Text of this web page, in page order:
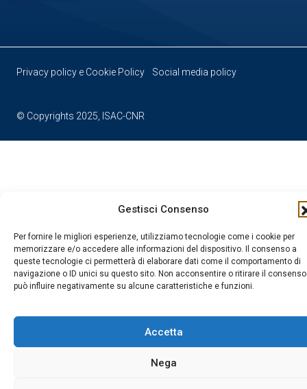
Gestisci Consenso
Per fornire le migliori esperienze, utilizziamo tecnologie come i cookie per
memorizzare e/o accedere alle informazioni del dispositivo. Il consenso a
queste tecnologie ci permetterà di elaborare dati come il comportamento di
navigazione o ID unici su questo sito. Non acconsentire o ritirare il consenso
può influire negativamente su alcune caratteristiche e funzioni.
Accetta
Nega
© Copyrights 2025, ISAC-CNR
Privacy policy e Cookie Policy Social media policy